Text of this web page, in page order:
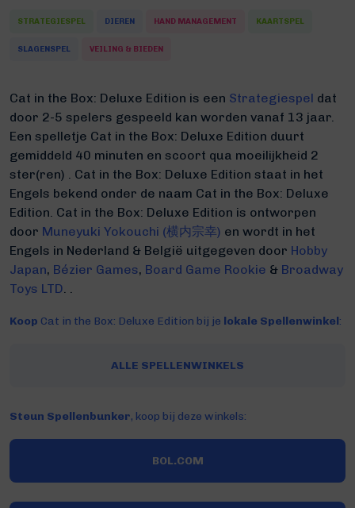
STRATEGIESPEL DIEREN HAND MANAGEMENT KAARTSPEL
SLAGENSPEL VEILING & BIEDEN
Cat in the Box: Deluxe Edition is een Strategiespel dat
door 2-5 spelers gespeeld kan worden vanaf 13 jaar.
Een spelletje Cat in the Box: Deluxe Edition duurt
gemiddeld 40 minuten en scoort qua moeilijkheid 2
ster(ren) . Cat in the Box: Deluxe Edition staat in het
Engels bekend onder de naam Cat in the Box: Deluxe
Edition. Cat in the Box: Deluxe Edition is ontworpen
door Muneyuki Yokouchi (横内宗幸) en wordt in het
Engels in Nederland & België uitgegeven door Hobby
Japan, Bézier Games, Board Game Rookie & Broadway
Toys LTD. .
Koop Cat in the Box: Deluxe Edition bij je lokale Spellenwinkel:
ALLE SPELLENWINKELS
Steun Spellenbunker, koop bij deze winkels:
BOL.COM